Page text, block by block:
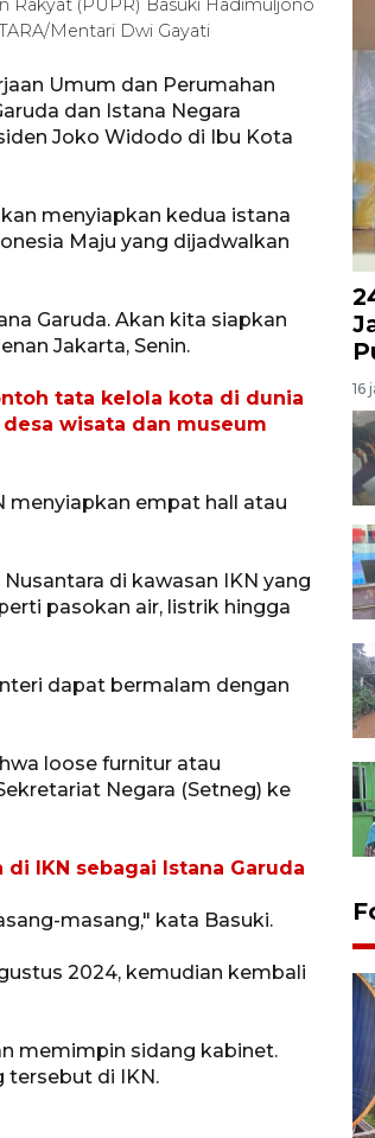
(PUPR) Basuki Hadimuljono
Mentari Dwi Gayati
Umum dan Perumahan
dan Istana Negara
Joko Widodo di Ibu Kota
menyiapkan kedua istana
Maju yang dijadwalkan
Garuda. Akan kita siapkan
Jakarta, Senin.
tata kelola kota di dunia
wisata dan museum
menyiapkan empat hall atau
di kawasan IKN yang
pasokan air, listrik hingga
dapat bermalam dengan
loose furnitur atau
Negara (Setneg) ke
IKN sebagai Istana Garuda
masang," kata Basuki.
2024, kemudian kembali
memimpin sidang kabinet.
tersebut di IKN.
16